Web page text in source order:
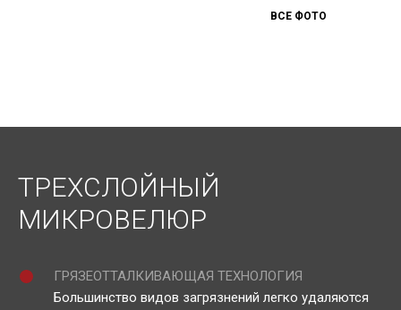
ВСЕ ФОТО
ТРЕХСЛОЙНЫЙ
МИКРОВЕЛЮР
ГРЯЗЕОТТАЛКИВАЮЩАЯ ТЕХНОЛОГИЯ
Большинство видов загрязнений легко удаляются